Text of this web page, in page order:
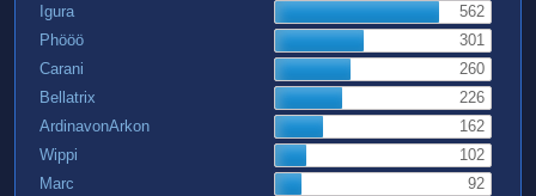
Igura
562
Phööö
301
Carani
260
Bellatrix
226
ArdinavonArkon
162
Wippi
102
Marc
92